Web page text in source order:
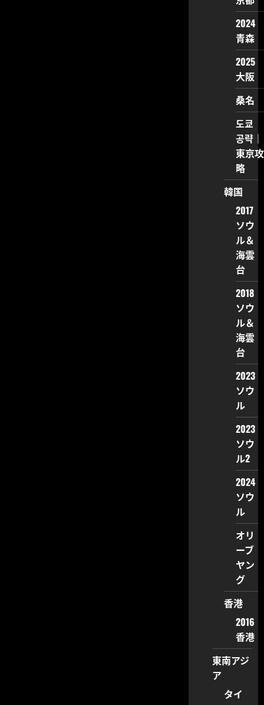
2024
青森
2025
大阪
桑名
도쿄
공략｜
東京攻
略
韓国
2017
ソウ
ル＆
海雲
台
2018
ソウ
ル＆
海雲
台
2023
ソウ
ル
2023
ソウ
ル2
2024
ソウ
ル
オリ
ーブ
ヤン
グ
香港
2016
香港
東南アジ
ア
タイ